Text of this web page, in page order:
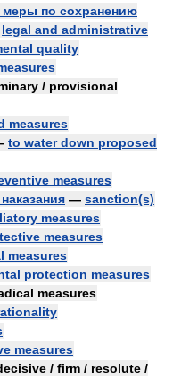
по сохранению
legal and administrative
quality
/ provisional
measures
to water down proposed
measures
— sanction(s)
measures
measures
measures
protection measures
measures
measures
/ firm / resolute /